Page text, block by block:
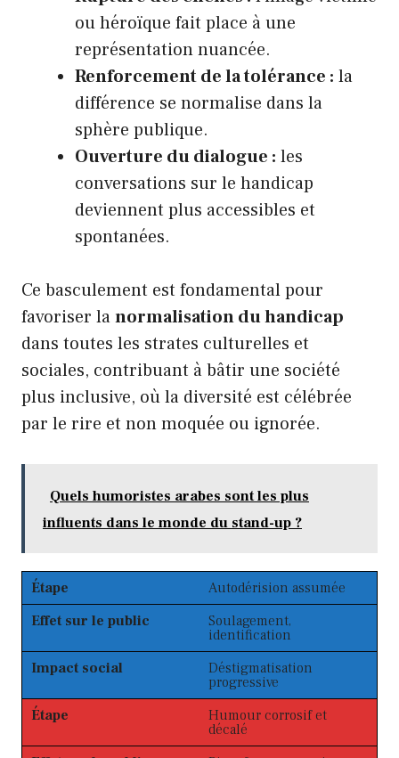
ou héroïque fait place à une
représentation nuancée.
Renforcement de la tolérance : la
différence se normalise dans la
sphère publique.
Ouverture du dialogue : les
conversations sur le handicap
deviennent plus accessibles et
spontanées.
Ce basculement est fondamental pour
favoriser lanormalisation du handicap
dans toutes les strates culturelles et
sociales, contribuant à bâtir une société
plus inclusive, où la diversité est célébrée
par le rire et non moquée ou ignorée.
Quels humoristes arabes sont les plus
influents dans le monde du stand-up ?
Étape
Autodérision assumée
Effet sur le public
Soulagement,
identification
Impact social
Déstigmatisation
progressive
Étape
Humour corrosif et
décalé